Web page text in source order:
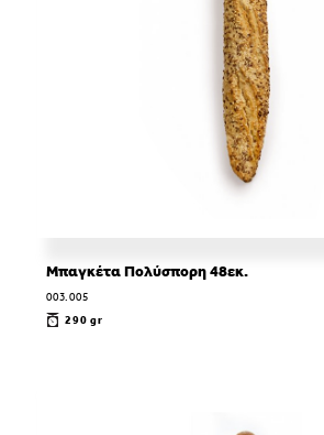
Μπαγκέτα Πολύσπορη 48εκ.
003.005
290 gr